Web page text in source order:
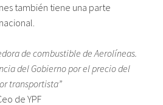
también tiene una parte
de combustible de Aerolíneas.
del Gobierno por el precio del
transportista”
de YPF